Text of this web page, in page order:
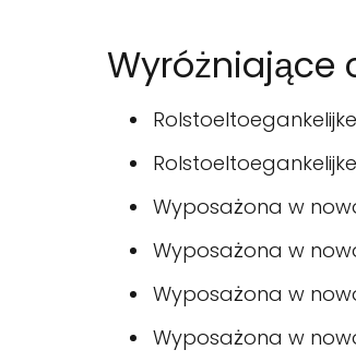
Wyróżniające
Wyposażona w
Wyposażona w
Wyposażona w
Wyposażona w